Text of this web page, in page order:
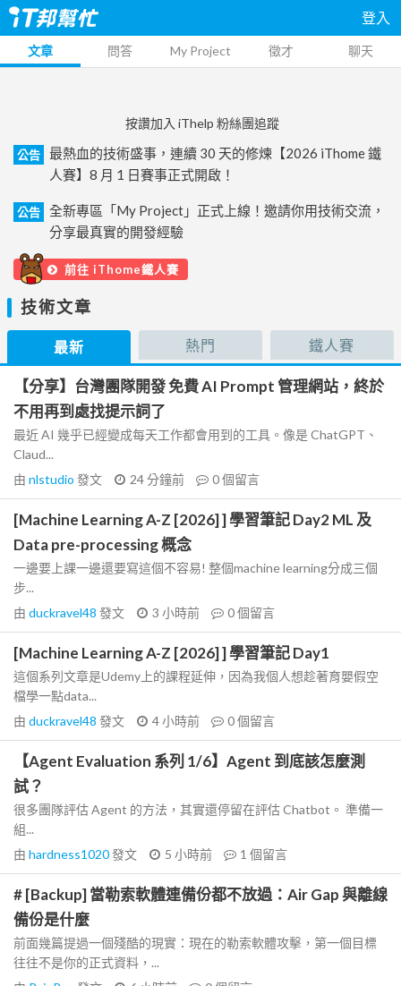
登入
文章 問答 My Project 徵才 聊天
按讚加入 iThelp 粉絲團追蹤
公告
最熱血的技術盛事，連續 30 天的修煉【2026 iThome 鐵
人賽】8 月 1 日賽事正式開啟！
公告
全新專區「My Project」正式上線！邀請你用技術交流，
分享最真實的開發經驗
前往 iThome鐵人賽
技術文章
最新 熱門 鐵人賽
【分享】台灣團隊開發 免費 AI Prompt 管理網站，終於
不用再到處找提示詞了
最近 AI 幾乎已經變成每天工作都會用到的工具。像是 ChatGPT、
Claud...
由 nlstudio 發文 24 分鐘前 0個留言
[Machine Learning A-Z [2026] ] 學習筆記 Day2 ML 及
Data pre-processing 概念
一邊要上課一邊還要寫這個不容易! 整個machine learning分成三個
步...
由 duckravel48 發文 3 小時前 0個留言
[Machine Learning A-Z [2026] ] 學習筆記 Day1
這個系列文章是Udemy上的課程延伸，因為我個人想趁著育嬰假空
檔學一點data...
由 duckravel48 發文 4 小時前 0個留言
【Agent Evaluation 系列 1/6】Agent 到底該怎麼測
試？
很多團隊評估 Agent 的方法，其實還停留在評估 Chatbot。 準備一
組...
由 hardness1020發文 5 小時前 1 個留言
# [Backup] 當勒索軟體連備份都不放過：Air Gap 與離線
備份是什麼
前面幾篇提過一個殘酷的現實：現在的勒索軟體攻擊，第一個目標
往往不是你的正式資料，...